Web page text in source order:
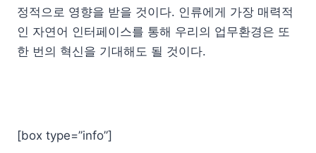
정적으로 영향을 받을 것이다. 인류에게 가장 매력적
인 자연어 인터페이스를 통해 우리의 업무환경은 또
한 번의 혁신을 기대해도 될 것이다.
[box type=”info”]